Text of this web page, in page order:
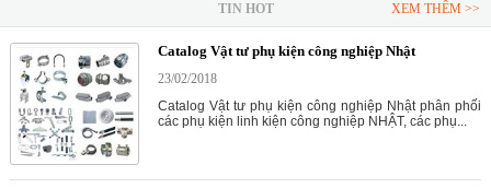
TIN HOT XEM THÊM >>
Catalog Vật tư phụ kiện công nghiệp Nhật
23/02/2018
Catalog Vật tư phụ kiện công nghiệp Nhật phân phối
các phụ kiện linh kiện công nghiệp NHẬT, các phụ...